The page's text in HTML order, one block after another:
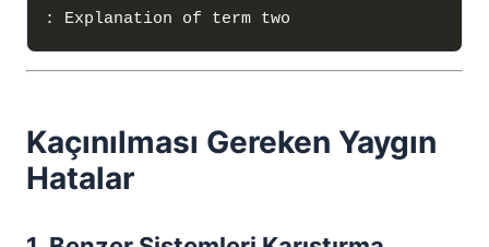
Kaçınılması Gereken Yaygın
Hatalar